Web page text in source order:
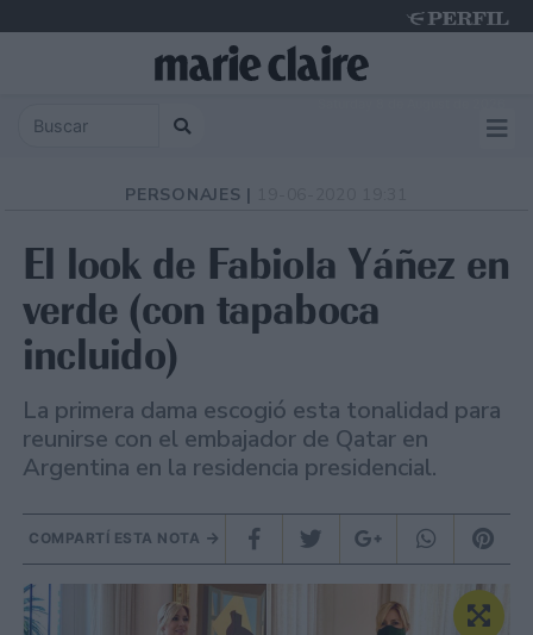
PERSONAJES |
El look de Fabiola Yáñez en
verde (con tapaboca
incluido)
La primera dama escogió esta tonalidad para
reunirse con el embajador de Qatar en
Argentina en la residencia presidencial.
COMPARTÍ ESTA NOTA